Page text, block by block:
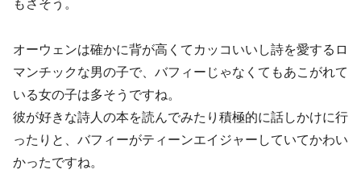
もさそう。
オーウェンは確かに背が高くてカッコいいし詩を愛するロ
マンチックな男の子で、バフィーじゃなくてもあこがれて
いる女の子は多そうですね。
彼が好きな詩人の本を読んでみたり積極的に話しかけに行
ったりと、バフィーがティーンエイジャーしていてかわい
かったですね。